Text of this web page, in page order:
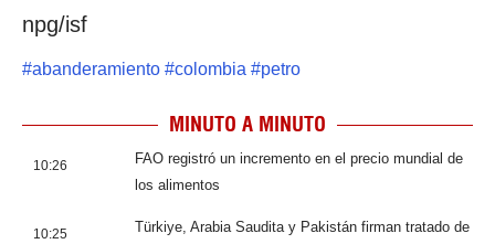
npg/isf
#abanderamiento #colombia #petro
MINUTO A MINUTO
10:26
FAO registró un incremento en el precio mundial de
los alimentos
10:25
Türkiye, Arabia Saudita y Pakistán firman tratado de